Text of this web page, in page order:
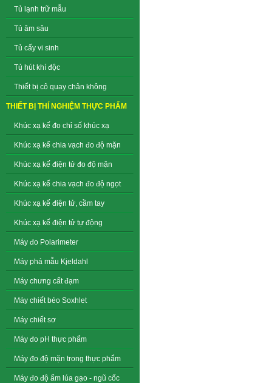
Tủ lạnh trữ mẫu
Tủ âm sâu
Tủ cấy vi sinh
Tủ hút khí độc
Thiết bị cô quay chân không
THIẾT BỊ THÍ NGHIỆM THỰC PHẨM
Khúc xạ kế đo chỉ số khúc xạ
Khúc xạ kế chia vạch đo độ mặn
Khúc xạ kế điện tử đo độ mặn
Khúc xạ kế chia vạch đo độ ngọt
Khúc xạ kế điện tử, cầm tay
Khúc xạ kế điện tử tự động
Máy đo Polarimeter
Máy phá mẫu Kjeldahl
Máy chưng cất đạm
Máy chiết béo Soxhlet
Máy chiết sơ
Máy đo pH thực phẩm
Máy đo độ mặn trong thực phẩm
Máy đo độ ẩm lúa gạo - ngũ cốc